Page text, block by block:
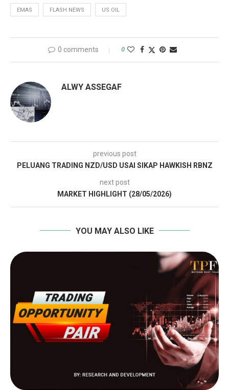
EMAS FLASH NEWS US OIL
0 comments 0
ALWY ASSEGAF
previous post
PELUANG TRADING NZD/USD USAI SIKAP HAWKISH RBNZ
next post
MARKET HIGHLIGHT (28/05/2026)
YOU MAY ALSO LIKE